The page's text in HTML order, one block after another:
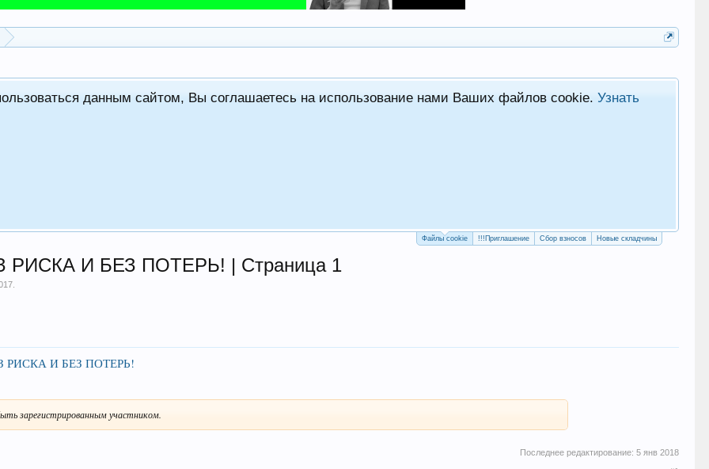
данным сайтом, Вы соглашаетесь на использование нами Ваших файлов cookie.Узнать
Файлы cookie !!!Приглашение Сбор взносов Новые складчины
И БЕЗ ПОТЕРЬ! | Страница 1
И БЕЗ ПОТЕРЬ!
зарегистрированным участником.
Последнее редактирование: 5 янв 2018